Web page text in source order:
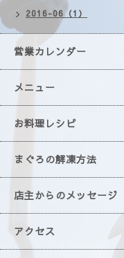
2016-06（1）
営業カレンダー
メニュー
お料理レシピ
まぐろの解凍方法
店主からのメッセージ
アクセス